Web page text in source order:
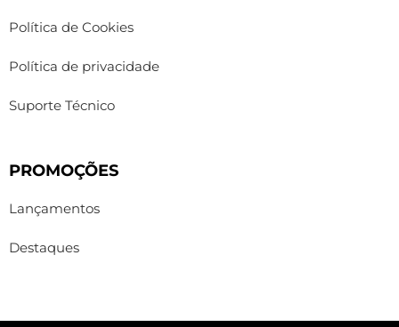
Política de Cookies
Política de privacidade
Suporte Técnico
PROMOÇÕES
Lançamentos
Destaques